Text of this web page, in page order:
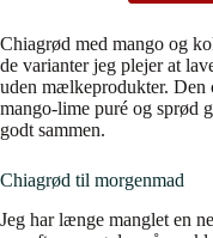
Chiagrød med mango og
de varianter jeg plejer at
uden mælkeprodukter. Den
mango-lime puré og sprød
godt sammen.
Chiagrød til morgenmad
Jeg har længe manglet en